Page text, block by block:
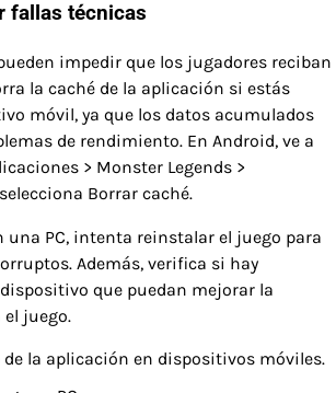
fallas técnicas
impedir que los jugadores reciban
la caché de la aplicación si estás
móvil, ya que los datos acumulados
de rendimiento. En Android, ve a
> Monster Legends >
Borrar caché.
una PC, intenta reinstalar el juego para
Además, verifica si hay
que puedan mejorar la
juego.
de la aplicación en dispositivos móviles.